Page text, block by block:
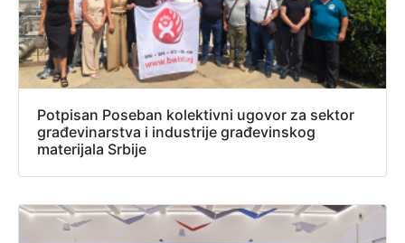
Potpisan Poseban kolektivni ugovor za sektor
građevinarstva i industrije građevinskog
materijala Srbije